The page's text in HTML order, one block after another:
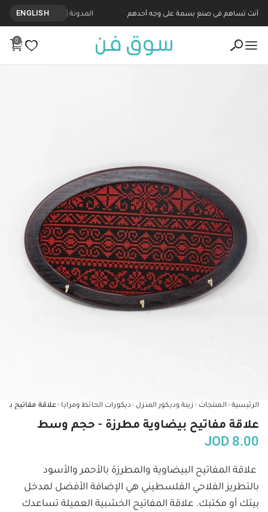
أنت تساهم في صنع بسمة على وجه أحدهم المدونة ENGLISH
0
الرئيسية ‹ المنتجات ‹ زينة وديكور المنزل ‹ ديكورات الحائط ومرايا ‹
علاقة مفاتيح بيضاوية مطرزة - حجم وسط
JOD 8.00
علاقة المفاتيح البيضاوية والمطرزة بالأحمر والأسود
بالتطريز الفلاحي الفلسطيني هي الإضافة الأفضل لمدخل
بيتك أو مكتبك. علاقة المفاتيح الخشبية العميلة تساعدك